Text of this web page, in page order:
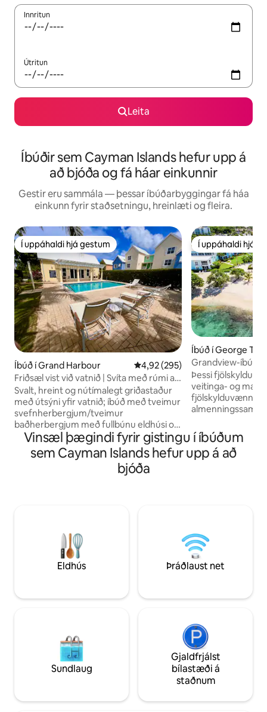
Innritun
Útritun
Leita
Íbúðir sem Cayman Islands hefur upp á
að bjóða og fá háar einkunnir
Gestir eru sammála — þessar íbúðarbyggingar fá háa
einkunn fyrir staðsetningu, hreinlæti og fleira.
Í uppáhaldi hjá gestum
Í uppáhaldi hjá gestum
Íbúð í Grand Harbour 4,92 af 5 í meðaleinkunn, 295
4,92 (295)
Friðsæl vist við vatnið | Svíta með rúmi af
king-stærð | Sundlaug + verönd
Svalt, hreint og nútímalegt griðastaður
með útsýni yfir vatnið; íbúð með tveimur
svefnherbergjum/tveimur
baðherbergjum með fullbúnu eldhúsi og
stofu með öllum vinsælum þægindum
(þráðlaust net, kapalsjónvarp, Apple TV,
Netflix, Playstation leikjatölvu, miðlægri
loftræstingu, straujárni og straubretti,
skoða og njóta alls þess sem Cayman-
eyjar hafa upp á að bjóða.
Í uppáhaldi hjá
Í uppáhaldi hjá
Íbúð í George
Grandview-íbúð
Þessi
veitinga- og
fjölskylduvænni
fólksins,
hverfisins. Eignin
ævintýramenn
Vinsæl þægindi fyrir gistingu í íbúðum
sem Cayman Islands hefur upp á að
bjóða
Eldhús Þráðlaust net
Sundlaug
Gjaldfrjálst
bílastæði á
staðnum